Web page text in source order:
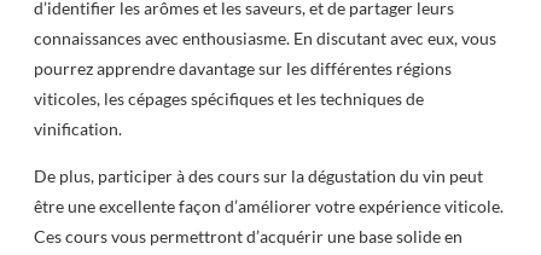
d’identifier les arômes et les saveurs, et de partager leurs
connaissances avec enthousiasme. En discutant avec eux, vous
pourrez apprendre davantage sur les différentes régions
viticoles, les cépages spécifiques et les techniques de
vinification.
De plus, participer à des cours sur la dégustation du vin peut
être une excellente façon d’améliorer votre expérience viticole.
Ces cours vous permettront d’acquérir une base solide en